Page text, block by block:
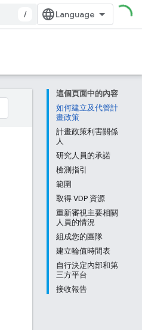
/
這個頁面中的內容
如何建立及代管計
畫政策
計畫政策利害關係
人
研究人員的承諾
檢測指引
範圍
取得 VDP 資源
重新審視主要相關
人員的情況
組成您的團隊
建立輪值時間表
自行決定內部和第
三方平台
接收報告